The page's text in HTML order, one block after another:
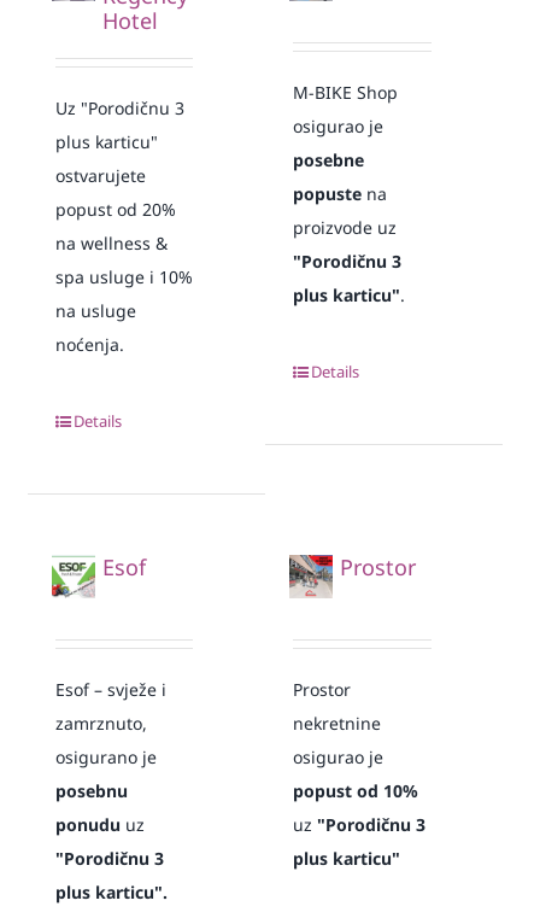
Hotel
Uz "Porodičnu 3
plus karticu"
ostvarujete
popust od 20%
na wellness &
spa usluge i 10%
na usluge
noćenja.
Details
M-BIKE Shop
osigurao je
posebne
popuste na
proizvode uz
"Porodičnu 3
plus karticu".
Details
Esof
Esof – svježe i
zamrznuto,
osigurano je
posebnu
ponudu uz
"Porodičnu 3
plus karticu".
Prostor
Prostor
nekretnine
osigurao je
popust od 10%
uz"Porodičnu 3
plus karticu"